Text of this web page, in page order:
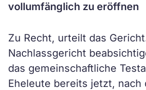
vollumfänglich zu eröffnen
Zu Recht, urteilt das
Nachlassgericht
das gemeinschaftliche
Eheleute bereits jetzt, nach